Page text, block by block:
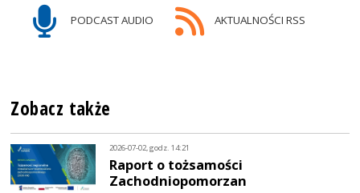
PODCAST AUDIO AKTUALNOŚCI RSS
Zobacz także
2026-07-02, godz. 14:21
Raport o tożsamości
Zachodniopomorzan